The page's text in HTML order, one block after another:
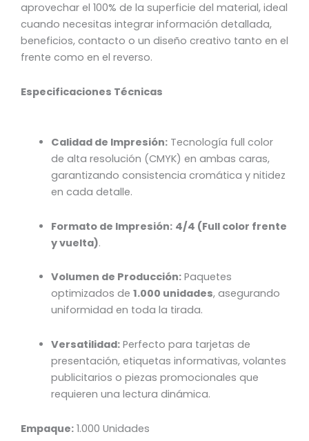
aprovechar el 100% de la superficie del material, ideal
cuando necesitas integrar información detallada,
beneficios, contacto o un diseño creativo tanto en el
frente como en el reverso.
Especificaciones Técnicas
Calidad de Impresión:Tecnología full color
de alta resolución (CMYK) en ambas caras,
garantizando consistencia cromática y nitidez
en cada detalle.
Formato de Impresión: 4/4 (Full color frente
y vuelta).
Volumen de Producción:Paquetes
optimizados de 1.000 unidades, asegurando
uniformidad en toda la tirada.
Versatilidad:Perfecto para tarjetas de
presentación, etiquetas informativas, volantes
publicitarios o piezas promocionales que
requieren una lectura dinámica.
Empaque: 1.000 Unidades